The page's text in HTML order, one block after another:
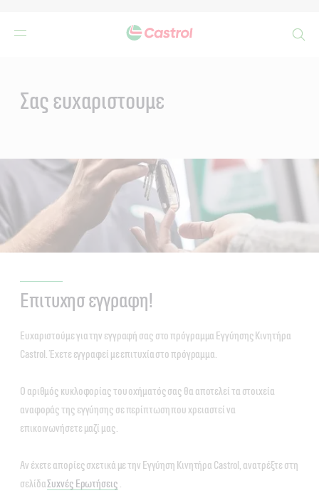
Σας ευχαριστουμε
Επιτυχησ εγγραφη!
Ευχαριστούμε για την εγγραφή σας στο πρόγραμμα Εγγύησης Κινητήρα
Castrol. Έχετε εγγραφεί με επιτυχία στο πρόγραμμα.
Ο αριθμός κυκλοφορίας του οχήματός σας θα αποτελεί τα στοιχεία
αναφοράς της εγγύησης σε περίπτωση που χρειαστεί να
επικοινωνήσετε μαζί μας.
Αν έχετε απορίες σχετικά με την Εγγύηση Κινητήρα Castrol, ανατρέξτε στη
σελίδαΣυχνές Ερωτήσεις